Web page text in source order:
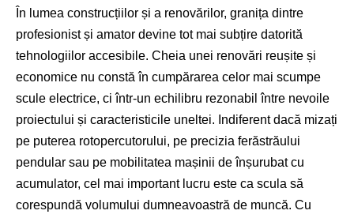
În lumea construcțiilor și a renovărilor, granița dintre
profesionist și amator devine tot mai subțire datorită
tehnologiilor accesibile. Cheia unei renovări reușite și
economice nu constă în cumpărarea celor mai scumpe
scule electrice, ci într-un echilibru rezonabil între nevoile
proiectului și caracteristicile uneltei. Indiferent dacă mizați
pe puterea rotopercutorului, pe precizia ferăstrăului
pendular sau pe mobilitatea mașinii de înșurubat cu
acumulator, cel mai important lucru este ca scula să
corespundă volumului dumneavoastră de muncă. Cu